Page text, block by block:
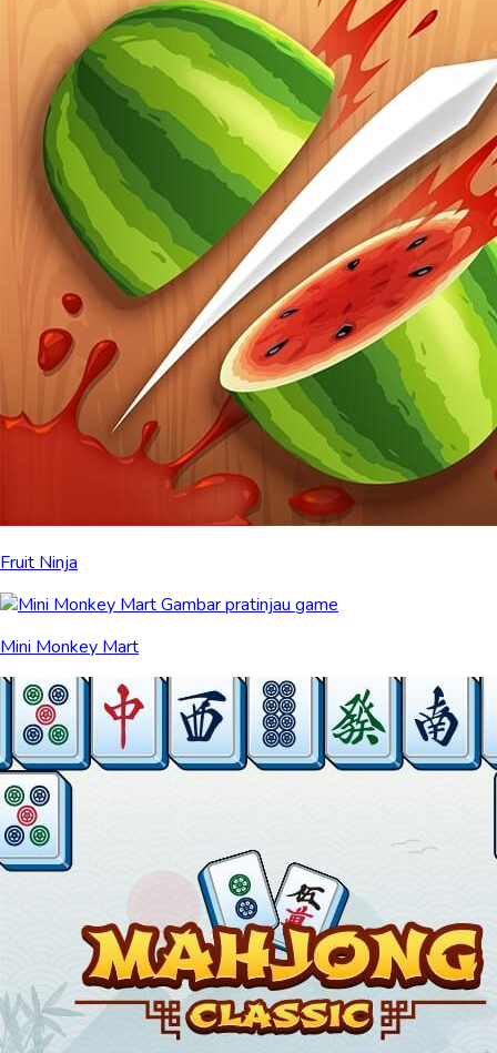
Fruit Ninja
Mini Monkey Mart